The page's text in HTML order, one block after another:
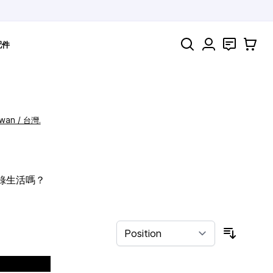
件 Search 聯絡 購物車
/ 台灣.
生活嗎？